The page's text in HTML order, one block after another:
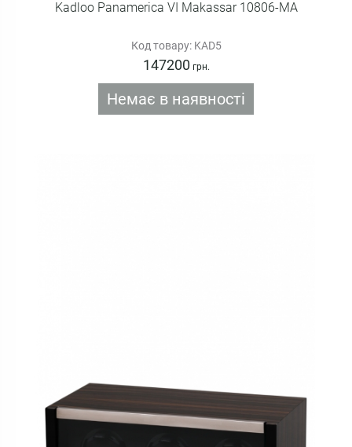
Kadloo Panamerica VI Makassar 10806-MA
Код товару: KAD5
147200 грн.
Немає в наявності